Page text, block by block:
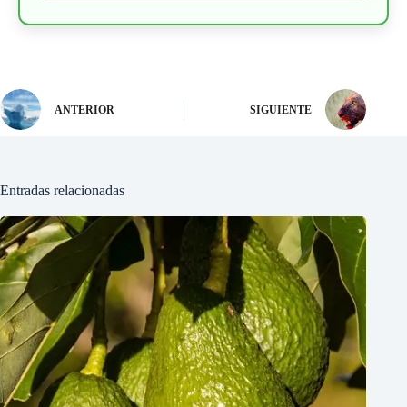
ANTERIOR SIGUIENTE
Entradas relacionadas